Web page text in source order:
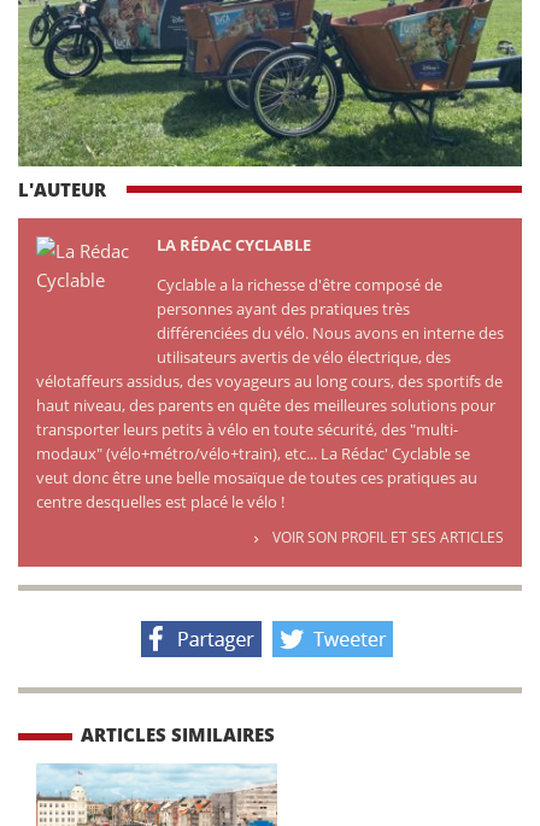
L'AUTEUR
LA RÉDAC CYCLABLE
Cyclable a la richesse d'être composé de
personnes ayant des pratiques très
différenciées du vélo. Nous avons en interne des
utilisateurs avertis de vélo électrique, des
vélotaffeurs assidus, des voyageurs au long cours, des sportifs de
haut niveau, des parents en quête des meilleures solutions pour
transporter leurs petits à vélo en toute sécurité, des "multi-
modaux" (vélo+métro/vélo+train), etc... La Rédac' Cyclable se
veut donc être une belle mosaïque de toutes ces pratiques au
centre desquelles est placé le vélo !
VOIR SON PROFIL ET SES ARTICLES
ARTICLES SIMILAIRES